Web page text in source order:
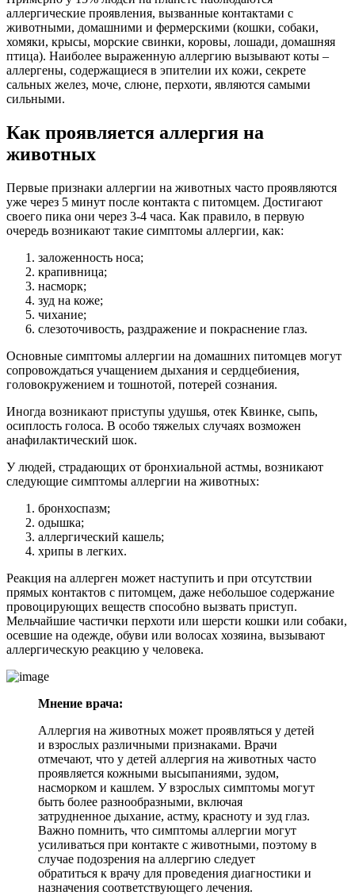
аллергические проявления, вызванные контактами с
животными, домашними и фермерскими (кошки, собаки,
хомяки, крысы, морские свинки, коровы, лошади, домашняя
птица). Наиболее выраженную аллергию вызывают коты –
аллергены, содержащиеся в эпителии их кожи, секрете
сальных желез, моче, слюне, перхоти, являются самыми
сильными.
Как проявляется аллергия на
животных
Первые признаки аллергии на животных часто проявляются
уже через 5 минут после контакта с питомцем. Достигают
своего пика они через 3-4 часа. Как правило, в первую
очередь возникают такие симптомы аллергии, как:
заложенность носа;
крапивница;
насморк;
зуд на коже;
чихание;
слезоточивость, раздражение и покраснение глаз.
Основные симптомы аллергии на домашних питомцев могут
сопровождаться учащением дыхания и сердцебиения,
головокружением и тошнотой, потерей сознания.
Иногда возникают приступы удушья, отек Квинке, сыпь,
осиплость голоса. В особо тяжелых случаях возможен
анафилактический шок.
У людей, страдающих от бронхиальной астмы, возникают
следующие симптомы аллергии на животных:
бронхоспазм;
одышка;
аллергический кашель;
хрипы в легких.
Реакция на аллерген может наступить и при отсутствии
прямых контактов с питомцем, даже небольшое содержание
провоцирующих веществ способно вызвать приступ.
Мельчайшие частички перхоти или шерсти кошки или собаки,
осевшие на одежде, обуви или волосах хозяина, вызывают
аллергическую реакцию у человека.
Мнение врача:
Аллергия на животных может проявляться у детей
и взрослых различными признаками. Врачи
отмечают, что у детей аллергия на животных часто
проявляется кожными высыпаниями, зудом,
насморком и кашлем. У взрослых симптомы могут
быть более разнообразными, включая
затрудненное дыхание, астму, красноту и зуд глаз.
Важно помнить, что симптомы аллергии могут
усиливаться при контакте с животными, поэтому в
случае подозрения на аллергию следует
обратиться к врачу для проведения диагностики и
назначения соответствующего лечения.